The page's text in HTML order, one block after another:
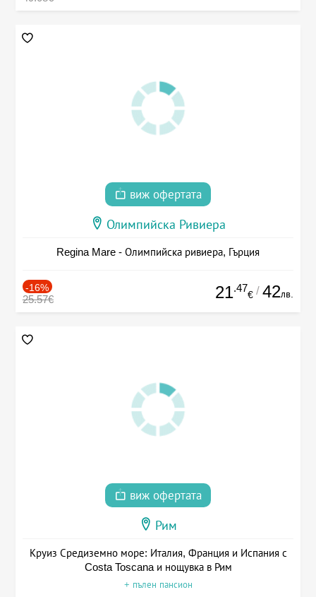
виж офертата
Олимпийска Ривиера
Regina Mare - Олимпийска ривиера, Гърция
-16%
25.57€ 21.47
€ / 42лв.
виж офертата
Рим
Круиз Средиземно море: Италия, Франция и Испания с
Costa Toscana и нощувка в Рим
+ пълен пансион